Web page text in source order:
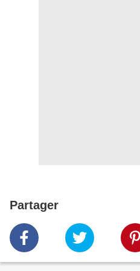
Partager